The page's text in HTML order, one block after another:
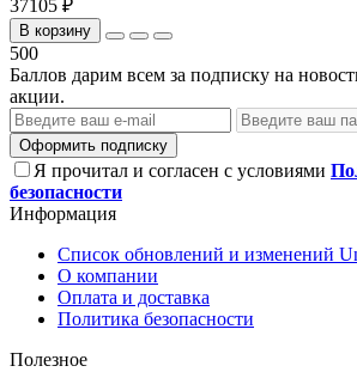
37105 ₽
В корзину
500
Баллов дарим всем за подписку на
акции.
Оформить подписку
Я прочитал и согласен с условиями
безопасности
Информация
Список обновлений и изменений
О компании
Оплата и доставка
Политика безопасности
Полезное